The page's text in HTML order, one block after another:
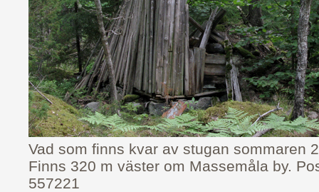
Vad som finns kvar av stugan sommaren
Finns 320 m väster om Massemåla by.
557221